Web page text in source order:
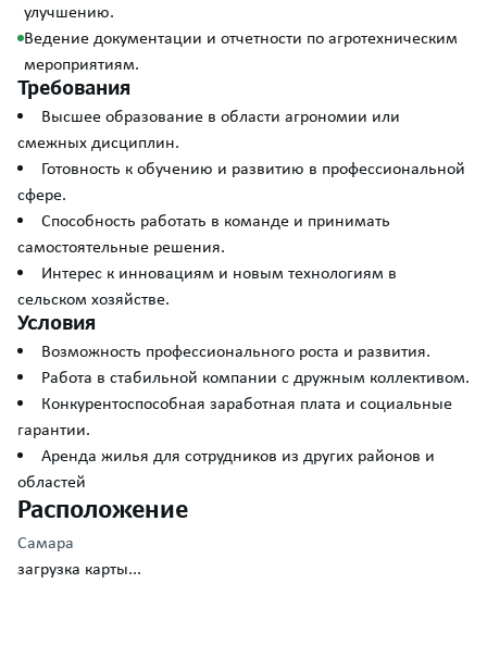
улучшению.
Ведение документации и отчетности по агротехническим
мероприятиям.
Требования
Высшее образование в области агрономии или
смежных дисциплин.
Готовность к обучению и развитию в профессиональной
сфере.
Способность работать в команде и принимать
самостоятельные решения.
Интерес к инновациям и новым технологиям в
сельском хозяйстве.
Условия
Возможность профессионального роста и развития.
Работа в стабильной компании с дружным коллективом.
Конкурентоспособная заработная плата и социальные
гарантии.
Аренда жилья для сотрудников из других районов и
областей
Расположение
Самара
загрузка карты...